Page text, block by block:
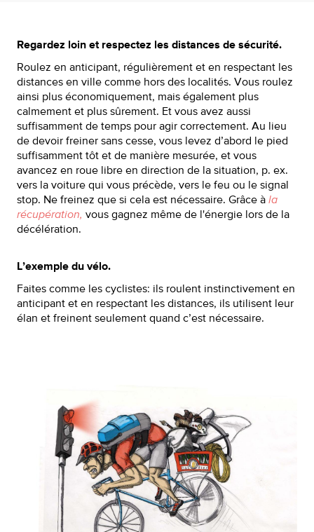
Regardez loin et respectez les distances de sécurité.
Roulez en anticipant, régulièrement et en respectant les
distances en ville comme hors des localités. Vous roulez
ainsi plus économiquement, mais également plus
calmement et plus sûrement. Et vous avez aussi
suffisamment de temps pour agir correctement. Au lieu
de devoir freiner sans cesse, vous levez d’abord le pied
suffisamment tôt et de manière mesurée, et vous
avancez en roue libre en direction de la situation, p. ex.
vers la voiture qui vous précède, vers le feu ou le signal
stop. Ne freinez que si cela est nécessaire. Grâce à la
récupération, vous gagnez même de l'énergie lors de la
décélération.
L’exemple du vélo.
Faites comme les cyclistes: ils roulent instinctivement en
anticipant et en respectant les distances, ils utilisent leur
élan et freinent seulement quand c’est nécessaire.